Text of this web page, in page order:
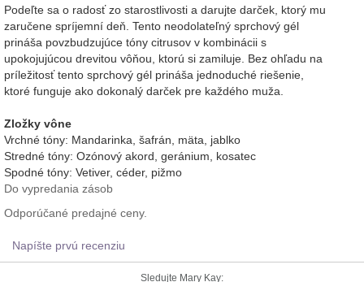
Podeľte sa o radosť zo starostlivosti a darujte darček, ktorý mu
zaručene spríjemní deň. Tento neodolateľný sprchový gél
prináša povzbudzujúce tóny citrusov v kombinácii s
upokojujúcou drevitou vôňou, ktorú si zamiluje. Bez ohľadu na
príležitosť tento sprchový gél prináša jednoduché riešenie,
ktoré funguje ako dokonalý darček pre každého muža.
Zložky vône
Vrchné tóny: Mandarinka, šafrán, mäta, jablko
Stredné tóny: Ozónový akord, geránium, kosatec
Spodné tóny: Vetiver, céder, pižmo
Do vypredania zásob
Odporúčané predajné ceny.
Napíšte prvú recenziu
Sledujte Mary Kay: